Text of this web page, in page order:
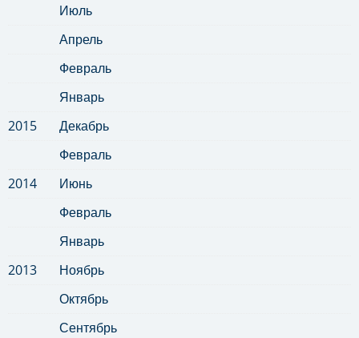
Июль
Апрель
Февраль
Январь
2015
Декабрь
Февраль
2014
Июнь
Февраль
Январь
2013
Ноябрь
Октябрь
Сентябрь